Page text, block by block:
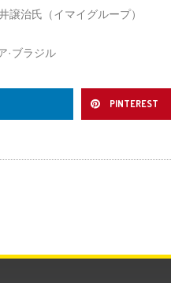
譲治氏（イマイグループ）
·ブラジル
PINTEREST